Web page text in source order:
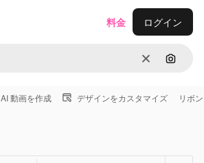
消去 画像で
料金 ログイン
AI 動画を作成 デザインをカスタマイズ リボン